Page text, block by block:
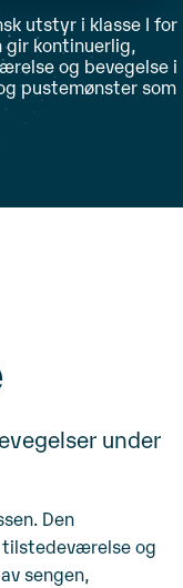
utstyr i klasse I for
gir kontinuerlig,
og bevegelse i
pustemønster som
under
Den
og
sengen,